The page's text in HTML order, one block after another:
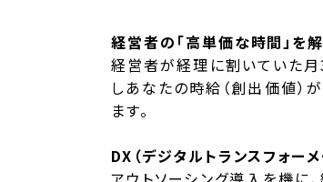
経営者の「高単価な時間」を
経営者が経理に割いていた月
しあなたの時給（創出価値
ます。
DX（デジタルトランスフォー